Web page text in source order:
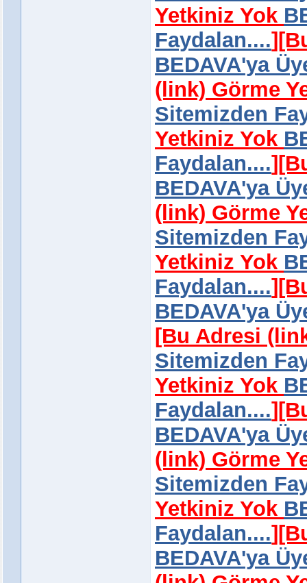
Yetkiniz Yok
Faydalan....]
BEDAVA'ya
(link) Görme
Sitemizden
Yetkiniz Yok
Faydalan....]
BEDAVA'ya
(link) Görme
Sitemizden
Yetkiniz Yok
Faydalan....]
BEDAVA'ya
[Bu Adresi
Sitemizden
Yetkiniz Yok
Faydalan....]
BEDAVA'ya
(link) Görme
Sitemizden
Yetkiniz Yok
Faydalan....]
BEDAVA'ya